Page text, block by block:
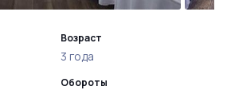
Возраст
3 года
Обороты